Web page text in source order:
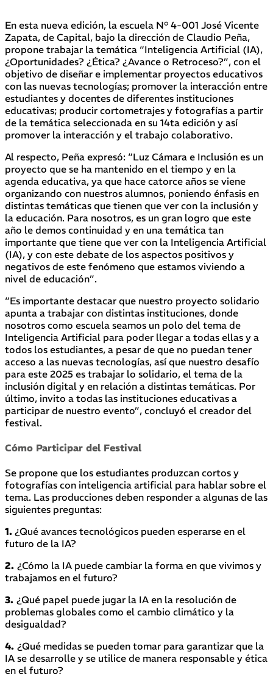
En esta nueva edición, la escuela N° 4-001 José Vicente
Zapata, de Capital, bajo la dirección de Claudio Peña,
propone trabajar la temática “Inteligencia Artificial (IA),
¿Oportunidades? ¿Ética? ¿Avance o Retroceso?”, con el
objetivo de diseñar e implementar proyectos educativos
con las nuevas tecnologías; promover la interacción entre
estudiantes y docentes de diferentes instituciones
educativas; producir cortometrajes y fotografías a partir
de la temática seleccionada en su 14ta edición y así
promover la interacción y el trabajo colaborativo.
Al respecto, Peña expresó: “Luz Cámara e Inclusión es un
proyecto que se ha mantenido en el tiempo y en la
agenda educativa, ya que hace catorce años se viene
organizando con nuestros alumnos, poniendo énfasis en
distintas temáticas que tienen que ver con la inclusión y
la educación. Para nosotros, es un gran logro que este
año le demos continuidad y en una temática tan
importante que tiene que ver con la Inteligencia Artificial
(IA), y con este debate de los aspectos positivos y
negativos de este fenómeno que estamos viviendo a
nivel de educación”.
“Es importante destacar que nuestro proyecto solidario
apunta a trabajar con distintas instituciones, donde
nosotros como escuela seamos un polo del tema de
Inteligencia Artificial para poder llegar a todas ellas y a
todos los estudiantes, a pesar de que no puedan tener
acceso a las nuevas tecnologías, así que nuestro desafío
para este 2025 es trabajar lo solidario, el tema de la
inclusión digital y en relación a distintas temáticas. Por
último, invito a todas las instituciones educativas a
participar de nuestro evento”, concluyó el creador del
festival.
Cómo Participar del Festival
Se propone que los estudiantes produzcan cortos y
fotografías con inteligencia artificial para hablar sobre el
tema. Las producciones deben responder a algunas de las
siguientes preguntas:
1. ¿Qué avances tecnológicos pueden esperarse en el
futuro de la IA?
2. ¿Cómo la IA puede cambiar la forma en que vivimos y
trabajamos en el futuro?
3. ¿Qué papel puede jugar la IA en la resolución de
problemas globales como el cambio climático y la
desigualdad?
4. ¿Qué medidas se pueden tomar para garantizar que la
IA se desarrolle y se utilice de manera responsable y ética
en el futuro?